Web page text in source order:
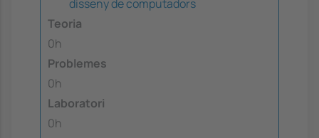
disseny de computadors
Teoria
0h
Problemes
0h
Laboratori
0h